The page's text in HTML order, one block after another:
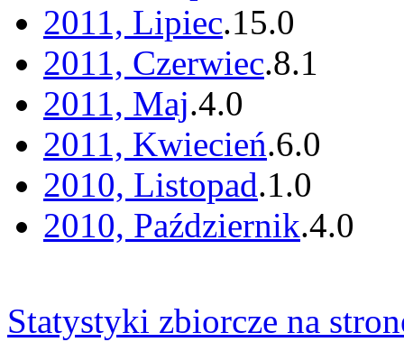
2011, Lipiec.15.0
2011, Czerwiec.8.1
2011, Maj.4.0
2011, Kwiecień.6.0
2010, Listopad.1.0
2010, Październik.4.0
Statystyki zbiorcze na